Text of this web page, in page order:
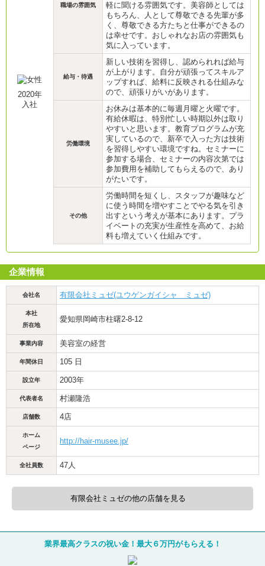
2020年
入社
職場の雰囲気
軽に聞ける雰囲気です。美容師としては
もちろん、人として尊敬できる先輩が多
く、尊敬できる方たちと仕事ができるの
は幸せです。おしゃれなお店の雰囲気も
気に入っています。
給与・待遇
新しい技術を習得し、認められれば給与
が上がります。自分が頑張ってスキルア
ップすれば、給料に反映される仕組みな
ので、頑張りがいがあります。
労働環境
お休みは基本的に毎週月曜と火曜です。
有給休暇は、特別忙しい時期以外は取り
やすいと思います。教育プログラムが充
実しているので、新卒で入った方は技術
を習得しやすい環境ですね。セミナーに
参加する場合、セミナーの内容次第では
参加費用を補助してもらえるので、あり
がたいです。
その他
労働時間を短くし、スタッフが趣味など
に使う時間を増やすことでやる気を引き
出すという考えが基本にあります。プラ
イベートの充実が生産性を高めて、お給
料も増えていく仕組みです。
企業情報
会社名 有限会社ミュゼ(ユウゲンガイシャ ミュゼ)
本社
所在地
愛知県岡崎市柱曙2-8-12
事業内容 美容室の経営
年間休日 105 日
設立年 2003年
代表者名 村瀬隆浩
店舗数 4店
ホーム
ページ
http://hair-musee.jp/
全社員数 47人
有限会社ミュゼの他の店舗を見る
業界最高クラスの祝い金！最大６万円がもらえる！